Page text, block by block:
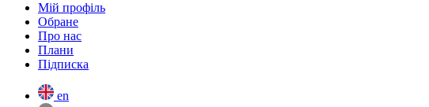
Мій профіль
Обране
Про нас
Плани
Підписка
en